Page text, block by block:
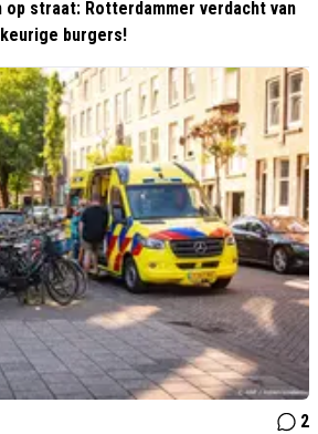
straat: Rotterdammer verdacht van
burgers!
2